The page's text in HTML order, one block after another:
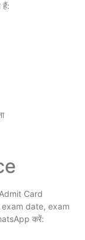
हैं:
Card
date, exam
करें: